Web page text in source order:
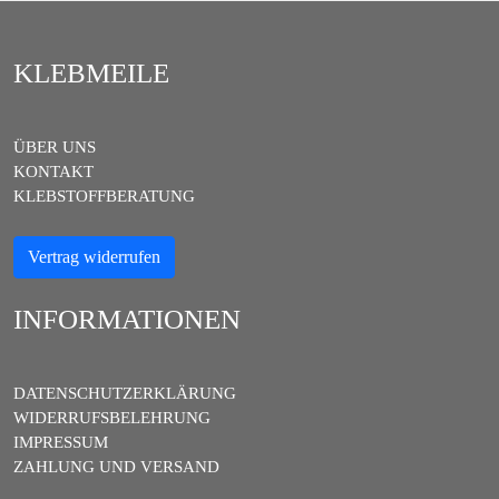
KLEBMEILE
ÜBER UNS
KONTAKT
KLEBSTOFFBERATUNG
Vertrag widerrufen
INFORMATIONEN
DATENSCHUTZERKLÄRUNG
WIDERRUFSBELEHRUNG
IMPRESSUM
ZAHLUNG UND VERSAND